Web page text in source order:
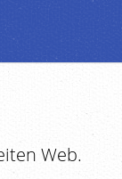
Web.